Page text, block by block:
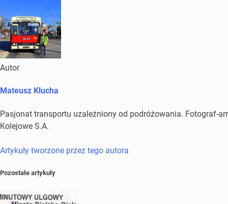
Autor
Mateusz Klucha
Pasjonat transportu uzależniony od podróżowania. Fotograf-
Kolejowe S.A.
Artykuły tworzone przez tego autora
Pozostałe artykuły